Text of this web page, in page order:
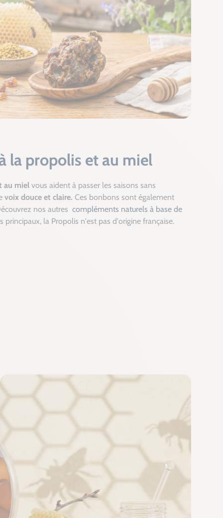
la propolis et au miel
au miel vous aident à passer les saisons sans
voix douce et claire. Ces bonbons sont également
nos autres compléments naturels à base de
principaux, la Propolis n'est pas d'origine française.